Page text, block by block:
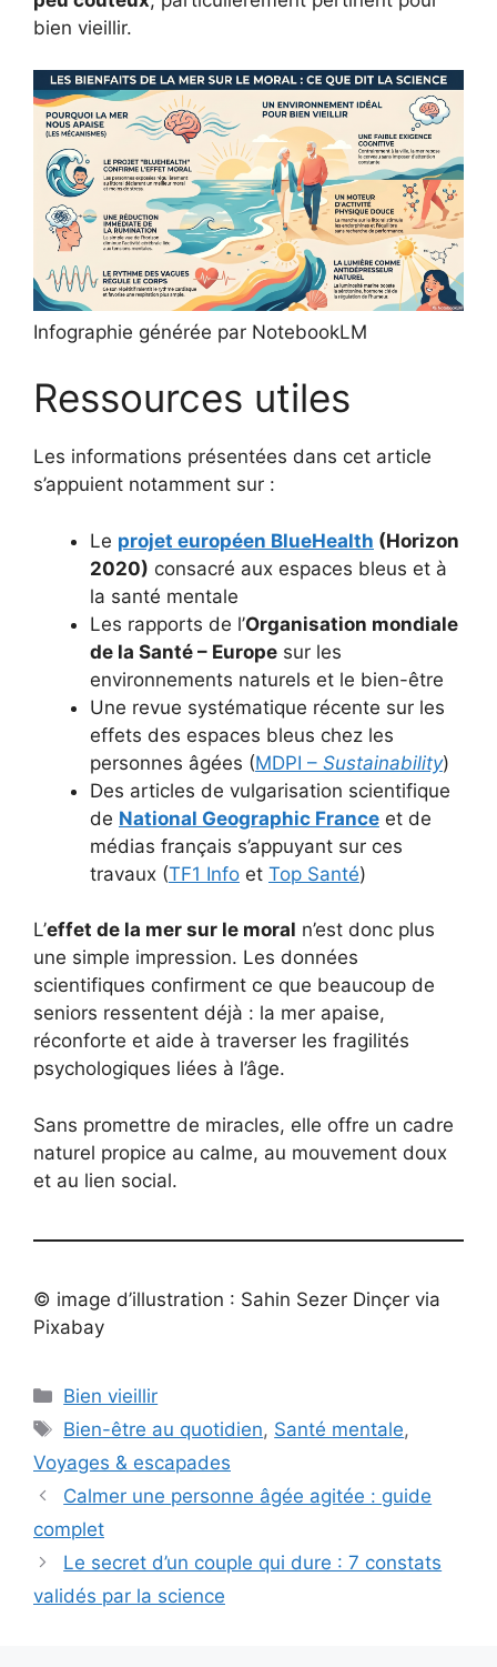
bien vieillir.
Infographie générée par NotebookLM
Ressources utiles
Les informations présentées dans cet article
s’appuient notamment sur :
Le projet européen BlueHealth (Horizon
2020) consacré aux espaces bleus et à
la santé mentale
Les rapports de l’Organisation mondiale
de la Santé – Europe sur les
environnements naturels et le bien-être
Une revue systématique récente sur les
effets des espaces bleus chez les
personnes âgées (MDPI – Sustainability)
Des articles de vulgarisation scientifique
de National Geographic France et de
médias français s’appuyant sur ces
travaux (TF1 Info et Top Santé)
L’effet de la mer sur le moral n’est donc plus
une simple impression. Les données
scientifiques confirment ce que beaucoup de
seniors ressentent déjà : la mer apaise,
réconforte et aide à traverser les fragilités
psychologiques liées à l’âge.
Sans promettre de miracles, elle offre un cadre
naturel propice au calme, au mouvement doux
et au lien social.
© image d’illustration : Sahin Sezer Dinçer via
Pixabay
Catégories
Bien vieillir
Étiquettes
Bien-être au quotidien, Santé mentale,
Voyages & escapades
Calmer une personne âgée agitée : guide
complet
Le secret d’un couple qui dure : 7 constats
validés par la science